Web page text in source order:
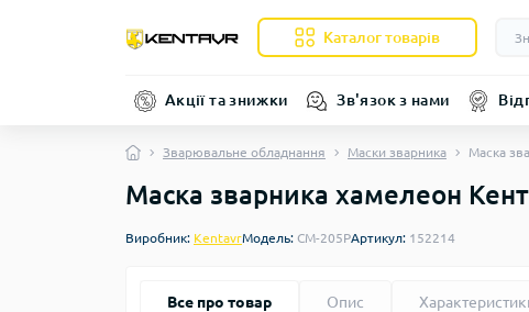
Каталог товарів
Акції та знижки Зв'язок з нами
Зварювальне обладнання Маски зварника Маска
Маска зварника хамелеон
Виробник: KentavrМодель: СМ-205РАртикул: 152214
Все про товар Опис